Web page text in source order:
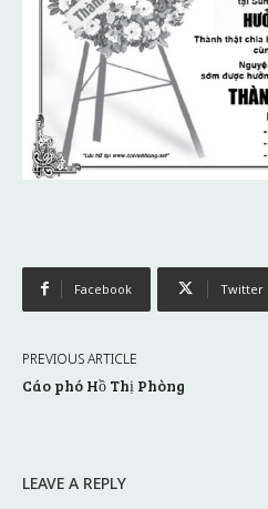
Facebook Twitter
PREVIOUS ARTICLE
Cáo phó Hồ Thị Phòng
LEAVE A REPLY